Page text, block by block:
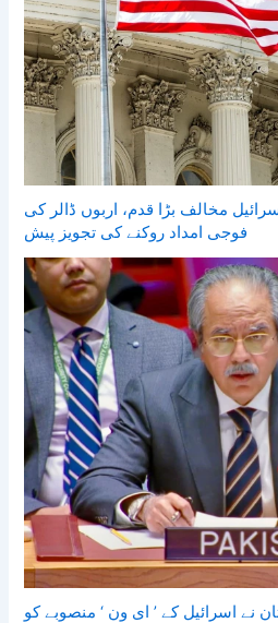
مخالف بڑا قدم، اربوں ڈالر کی
فوجی امداد روکنے کی تجویز پیش
نے اسرائیل کے ’ ای ون ‘ منصوبے کو